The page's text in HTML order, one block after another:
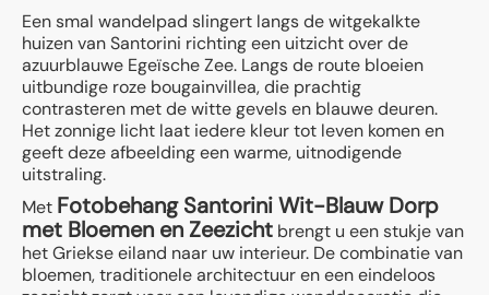
Een smal wandelpad slingert langs de witgekalkte
huizen van Santorini richting een uitzicht over de
azuurblauwe Egeïsche Zee. Langs de route bloeien
uitbundige roze bougainvillea, die prachtig
contrasteren met de witte gevels en blauwe deuren.
Het zonnige licht laat iedere kleur tot leven komen en
geeft deze afbeelding een warme, uitnodigende
uitstraling.
Met Fotobehang Santorini Wit-Blauw Dorp
met Bloemen en Zeezicht brengt u een stukje van
het Griekse eiland naar uw interieur. De combinatie van
bloemen, traditionele architectuur en een eindeloos